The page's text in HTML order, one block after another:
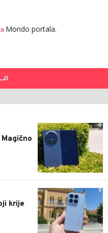
Mondo portala.
0
0
krije